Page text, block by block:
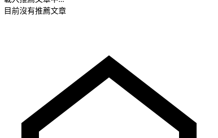
目前沒有推薦文章